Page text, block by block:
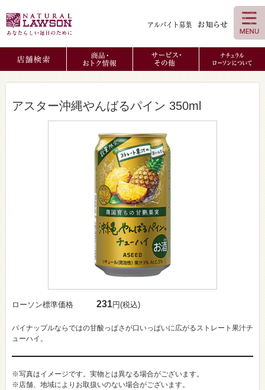
アスター沖縄やんばるパイン 350ml
ローソン標準価格 231円(税込)
パイナップルならではの甘酸っぱさが口いっぱいに広がるストレート果汁チ
ューハイ。
※写真はイメージです。実物とは異なる場合がございます。
※店舗、地域によりお取扱いのない場合がございます。